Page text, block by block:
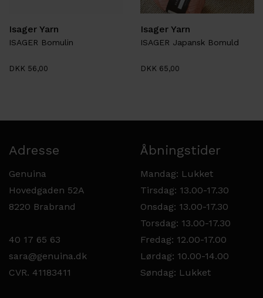
Isager Yarn
ISAGER Bomulin
DKK 56,00
Isager Yarn
ISAGER Japansk Bomuld
DKK 65,00
Adresse
Genuina
Hovedgaden 52A
8220 Brabrand
40 17 65 63
sara@genuina.dk
CVR. 41183411
Åbningstider
Mandag: Lukket
Tirsdag: 13.00-17.30
Onsdag: 13.00-17.30
Torsdag: 13.00-17.30
Fredag: 12.00-17.00
Lørdag: 10.00-14.00
Søndag: Lukket